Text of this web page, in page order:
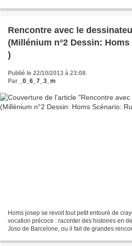
Rencontre avec le
(Millénium n°2 Dessin:
)
Publié le 22/10/2013 à 23:08
Par
_0_6_7_3_m
Homs josep se revoit tout petit entouré de
vocation précoce : raconter des histoires en
Joso de Barcelone, ou il fait de grandes